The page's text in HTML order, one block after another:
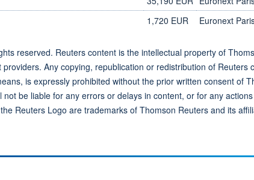
1,720 EUR Euronext
reserved. Reuters content is the intellectual property of
Any copying, republication or redistribution of Reuters
is expressly prohibited without the prior written consent of
be liable for any errors or delays in content, or for any
Reuters Logo are trademarks of Thomson Reuters and its